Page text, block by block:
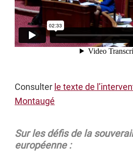
Consulter le texte de
Montaugé
Sur les défis de la
européenne :